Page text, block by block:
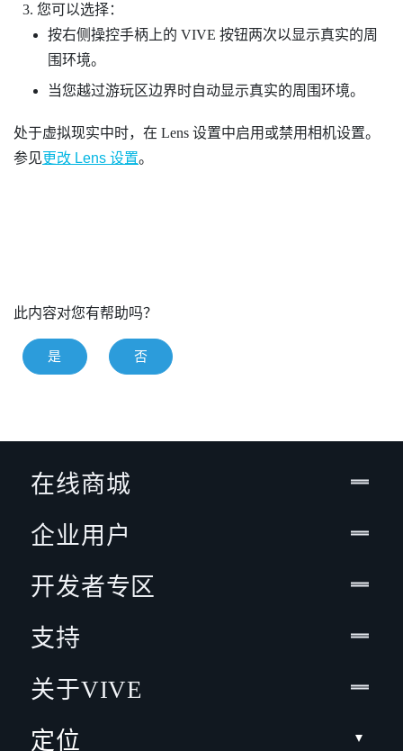
您可以选择：
按右侧操控手柄上的VIVE 按钮两次以显示真实的周
围环境。
当您越过游玩区边界时自动显示真实的周围环境。
处于虚拟现实中时，在 Lens 设置中启用或禁用相机设置。
参见更改 Lens 设置。
此内容对您有帮助吗？
是 否
在线商城
企业用户
开发者专区
支持
关于VIVE
定位